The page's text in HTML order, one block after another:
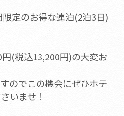
限定のお得な連泊(2泊3日)
(税込13,200円)の大変お
のでこの機会にぜひホテ
いませ！